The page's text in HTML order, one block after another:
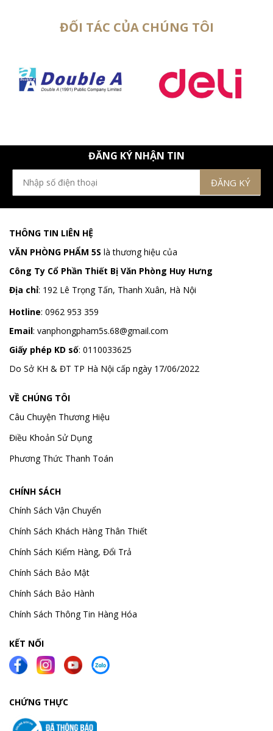
ĐỐI TÁC CỦA CHÚNG TÔI
ĐĂNG KÝ NHẬN TIN
THÔNG TIN LIÊN HỆ
VĂN PHÒNG PHẨM 5S là thương hiệu của
Công Ty Cổ Phần Thiết Bị Văn Phòng Huy Hưng
Địa chỉ: 192 Lê Trọng Tấn, Thanh Xuân, Hà Nội
Hotline: 0962 953 359
Email: vanphongpham5s.68@gmail.com
Giấy phép KD số: 0110033625
Do Sở KH & ĐT TP Hà Nội cấp ngày 17/06/2022
VỀ CHÚNG TÔI
Câu Chuyện Thương Hiệu
Điều Khoản Sử Dụng
Phương Thức Thanh Toán
CHÍNH SÁCH
Chính Sách Vận Chuyển
Chính Sách Khách Hàng Thân Thiết
Chính Sách Kiểm Hàng, Đổi Trả
Chính Sách Bảo Mật
Chính Sách Bảo Hành
Chính Sách Thông Tin Hàng Hóa
KẾT NỐI
CHỨNG THỰC